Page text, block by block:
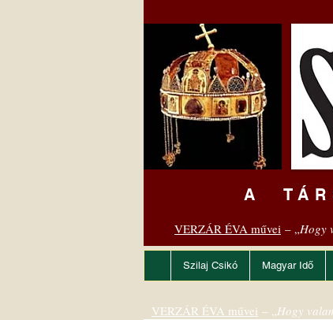
A
VERZÁR ÉVA művei – „Hogy
Szilaj Csikó Magyar Idő
VERZÁR ÉVA művei – „Hogy